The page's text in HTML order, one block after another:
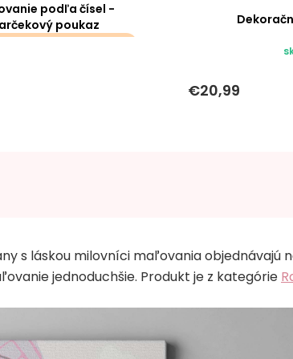
podľa čísel -
poukaz
€20,99
s láskou milovníci maľovania objednávajú
jednoduchšie. Produkt je z kategórie